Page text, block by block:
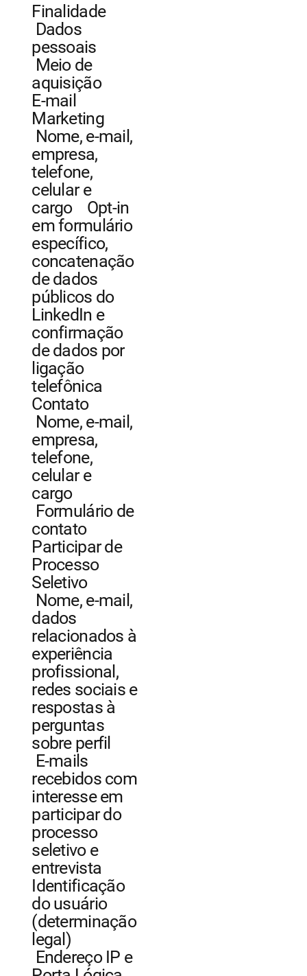
Finalidade
Dados
pessoais
Meio de
aquisição
E-mail
Marketing
Nome, e-mail,
empresa,
telefone,
celular e
cargo Opt-in
em formulário
específico,
concatenação
de dados
públicos do
LinkedIn e
confirmação
de dados por
ligação
telefônica
Contato
Nome, e-mail,
empresa,
telefone,
celular e
cargo
Formulário de
contato
Participar de
Processo
Seletivo
Nome, e-mail,
dados
relacionados à
experiência
profissional,
redes sociais e
respostas à
perguntas
sobre perfil
E-mails
recebidos com
interesse em
participar do
processo
seletivo e
entrevista
Identificação
do usuário
(determinação
legal)
Endereço IP e